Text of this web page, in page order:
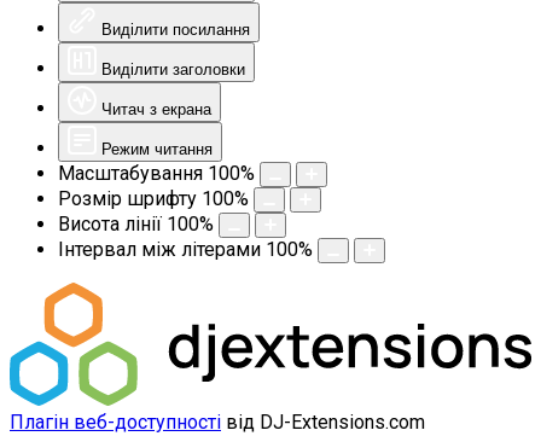
Виділити посилання
Виділити заголовки
Читач з екрана
Режим читання
Масштабування 100%
Розмір шрифту 100%
Висота лінії 100%
Інтервал між літерами 100%
Плагін веб-доступності від DJ-Extensions.com